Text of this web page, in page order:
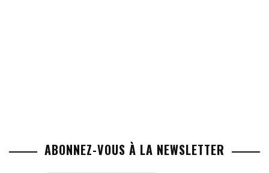
ABONNEZ-VOUS À LA NEWSLETTER